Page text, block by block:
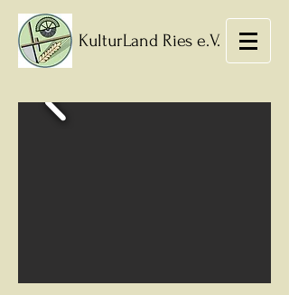
KulturLand Ries e.V.